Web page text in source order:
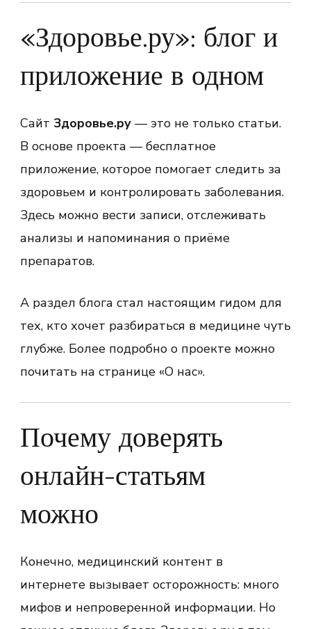
«Здоровье.ру»: блог и
приложение в одном
Сайт Здоровье.ру — это не только статьи.
В основе проекта — бесплатное
приложение, которое помогает следить за
здоровьем и контролировать заболевания.
Здесь можно вести записи, отслеживать
анализы и напоминания о приёме
препаратов.
А раздел блога стал настоящим гидом для
тех, кто хочет разбираться в медицине чуть
глубже. Более подробно о проекте можно
почитать на странице «О нас».
Почему доверять
онлайн-статьям
можно
Конечно, медицинский контент в
интернете вызывает осторожность: много
мифов и непроверенной информации. Но